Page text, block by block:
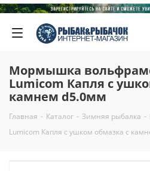
Мормышка
Lumicom Капля с
камнем d5.0мм
Главная - Каталог - Зимняя рыбалка -
Lumicom Капля с ушком обмазка с